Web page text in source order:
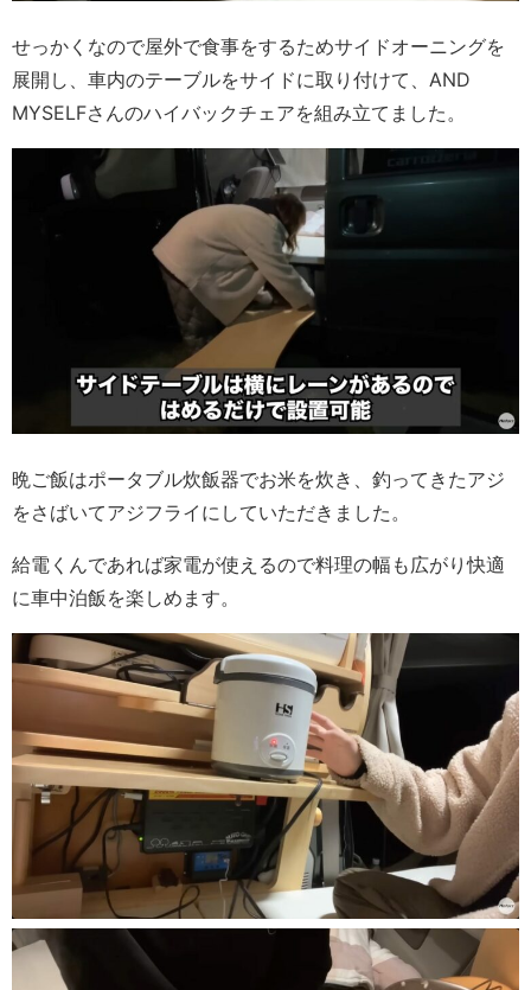
せっかくなので屋外で食事をするためサイドオーニングを
展開し、車内のテーブルをサイドに取り付けて、AND
MYSELFさんのハイバックチェアを組み立てました。
晩ご飯はポータブル炊飯器でお米を炊き、釣ってきたアジ
をさばいてアジフライにしていただきました。
給電くんであれば家電が使えるので料理の幅も広がり快適
に車中泊飯を楽しめます。